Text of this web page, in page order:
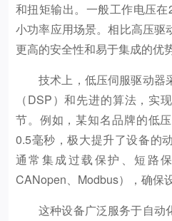
和扭矩输出。一般工作电压
小功率应用场景。相比高压驱
更高的安全性和易于集成的优势
技术上，低压伺服驱动器
（DSP）和先进的算法，实
节。例如，某知名品牌的低
0.5毫秒，极大提升了设备的
通常集成过载保护、短路
CANopen、Modbus），确保
这种设备广泛服务于自动